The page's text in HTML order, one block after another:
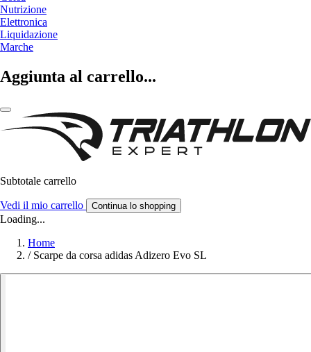
Nutrizione
Elettronica
Liquidazione
Marche
Aggiunta al carrello...
Subtotale carrello
Vedi il mio carrello Continua lo shopping
Loading...
Home
/ Scarpe da corsa adidas Adizero Evo SL